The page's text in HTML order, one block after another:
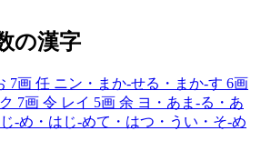
の漢字
7画 任 ニン・まか-せる・まか-す 6画
7画 令 レイ 5画 余 ヨ・あま-る・あ
-め・はじ-めて・はつ・うい・そ-め